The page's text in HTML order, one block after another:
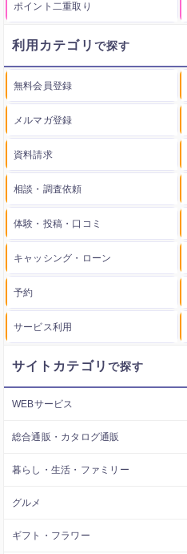
ポイント二重取り
利用カテゴリ
無料会員登録
メルマガ登録
資料請求
相談・調査依頼
体験・投稿・口コミ
キャッシング・ローン
予約
サービス利用
サイトカテゴリ
WEBサービス
総合通販・カタログ通販
暮らし・生活・ファミリー
グルメ
ギフト・フラワー